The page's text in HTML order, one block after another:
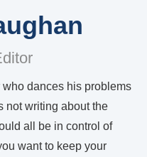
dances his problems
not writing about the
all be in control of
want to keep your